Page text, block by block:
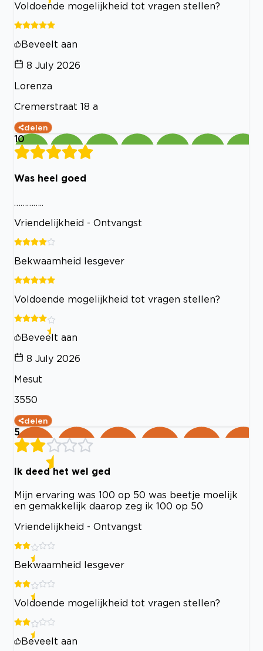
Voldoende mogelijkheid tot vragen stellen?
Beveelt aan
8 July 2026
Lorenza
Cremerstraat 18 a
delen
10
Was heel goed
…………..
Vriendelijkheid - Ontvangst
Bekwaamheid lesgever
Voldoende mogelijkheid tot vragen stellen?
Beveelt aan
8 July 2026
Mesut
3550
delen
5
Ik deed het wel ged
Mijn ervaring was 100 op 50 was beetje moelijk
en gemakkelijk daarop zeg ik 100 op 50
Vriendelijkheid - Ontvangst
Bekwaamheid lesgever
Voldoende mogelijkheid tot vragen stellen?
Beveelt aan